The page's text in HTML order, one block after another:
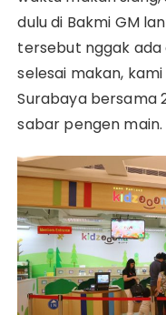
dulu di Bakmi GM
tersebut nggak ada
selesai makan,
Surabaya bersama
sabar pengen main.